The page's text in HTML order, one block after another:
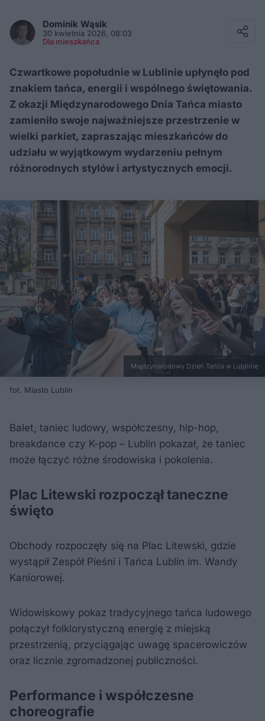
Dominik Wąsik
30 kwietnia 2026, 08:03
Dla mieszkańca
Czwartkowe popołudnie w Lublinie upłynęło pod
znakiem tańca, energii i wspólnego świętowania.
Z okazji Międzynarodowego Dnia Tańca miasto
zamieniło swoje najważniejsze przestrzenie w
wielki parkiet, zapraszając mieszkańców do
udziału w wyjątkowym wydarzeniu pełnym
różnorodnych stylów i artystycznych emocji.
Międzynarodowy Dzień Tańca w Lublinie
fot. Miasto Lublin
Balet, taniec ludowy, współczesny, hip-hop,
breakdance czy K-pop – Lublin pokazał, że taniec
może łączyć różne środowiska i pokolenia.
Plac Litewski rozpoczął taneczne
święto
Obchody rozpoczęły się na Plac Litewski, gdzie
wystąpił Zespół Pieśni i Tańca Lublin im. Wandy
Kaniorowej.
Widowiskowy pokaz tradycyjnego tańca ludowego
połączył folklorystyczną energię z miejską
przestrzenią, przyciągając uwagę spacerowiczów
oraz licznie zgromadzonej publiczności.
Performance i współczesne
choreografie